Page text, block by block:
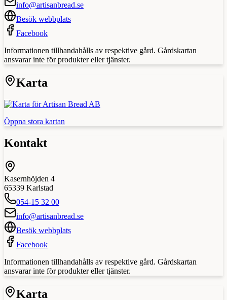
info@artisanbread.se
Besök webbplats
Facebook
Informationen tillhandahålls av respektive gård. Gårdskartan
ansvarar inte för produkter eller tjänster.
Karta
Öppna stora kartan
Kontakt
Kasernhöjden 4
65339 Karlstad
054-15 32 00
info@artisanbread.se
Besök webbplats
Facebook
Informationen tillhandahålls av respektive gård. Gårdskartan
ansvarar inte för produkter eller tjänster.
Karta